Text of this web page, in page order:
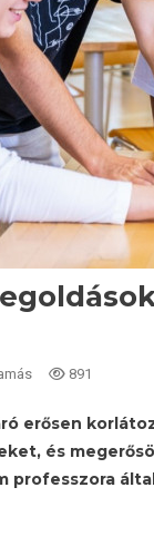
891
erősen
és
professzora